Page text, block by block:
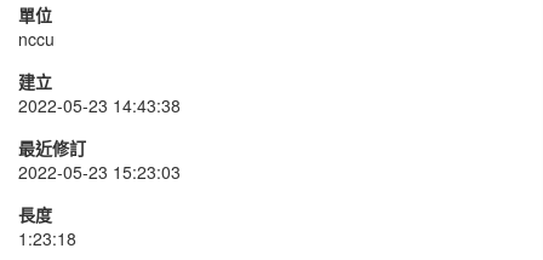
單位
nccu
建立
2022-05-23 14:43:38
最近修訂
2022-05-23 15:23:03
長度
1:23:18